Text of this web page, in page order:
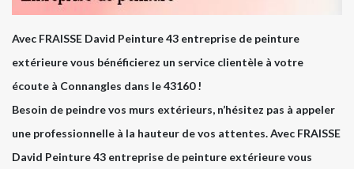
Avec FRAISSE David Peinture 43 entreprise de peinture
extérieure vous bénéficierez un service clientèle à votre
écoute à Connangles dans le 43160 !
Besoin de peindre vos murs extérieurs, n’hésitez pas à appeler
une professionnelle à la hauteur de vos attentes. Avec FRAISSE
David Peinture 43 entreprise de peinture extérieure vous